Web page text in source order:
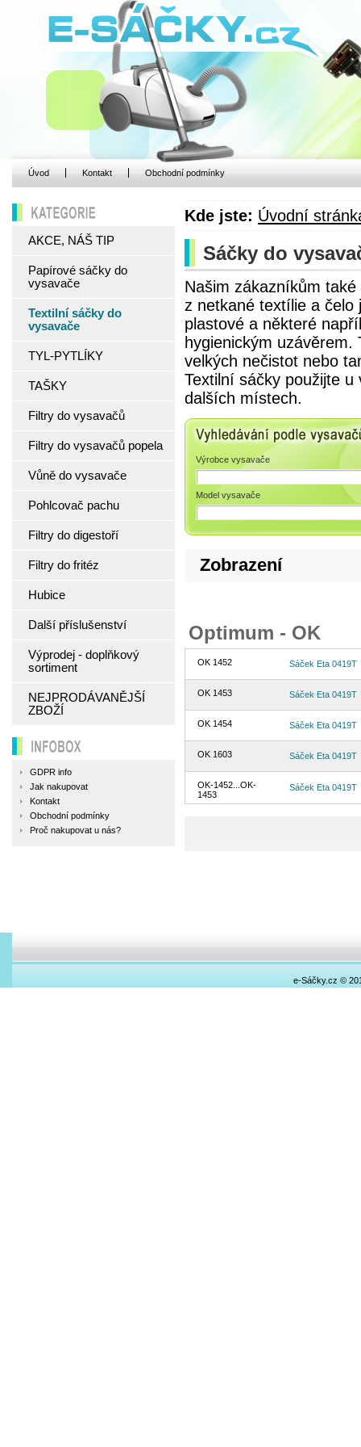
Úvod Kontakt Obchodní podmínky
Kde jste: Úvodní
Sáčky do
Našim zákazníkům
z netkané textílie a čelo
plastové a některé
hygienickým
velkých nečistot nebo
Textilní sáčky použijte
dalších místech.
Vyhledávání podle
Výrobce vysavače
Model vysavače
Zobrazení
Optimum - OK
OK 1452 Sáček Eta 0419T
OK 1453 Sáček Eta 0419T
OK 1454 Sáček Eta 0419T
OK 1603 Sáček Eta 0419T
OK-1452...OK-
1453
Sáček Eta 0419T
KATEGORIE
AKCE, NÁŠ TIP
Papírové sáčky do
vysavače
Textilní sáčky do
vysavače
TYL-PYTLÍKY
TAŠKY
Filtry do vysavačů
Filtry do vysavačů popela
Vůně do vysavače
Pohlcovač pachu
Filtry do digestoří
Filtry do fritéz
Hubice
Další příslušenství
Výprodej - doplňkový
sortiment
NEJPRODÁVANĚJŠÍ
ZBOŽÍ
INFOBOX
GDPR info
Jak nakupovat
Kontakt
Obchodní podmínky
Proč nakupovat u nás?
e-Sáčky.cz ©